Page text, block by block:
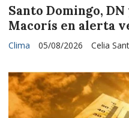
Santo Domingo,
Macorís en alerta
Celia
Clima 05/08/2026